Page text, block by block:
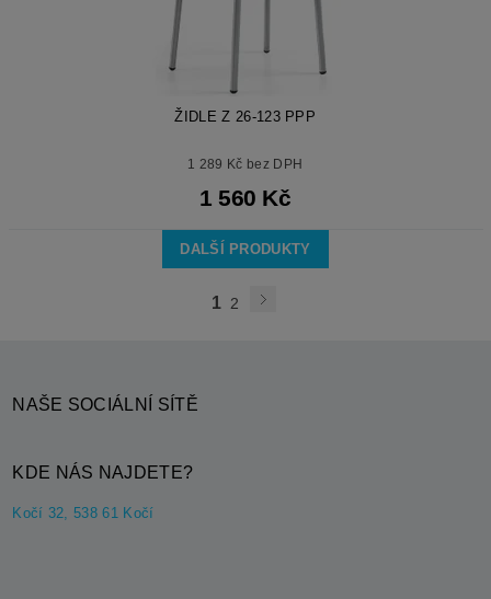
ŽIDLE Z 26-123 PPP
1 289 Kč bez DPH
1 560 Kč
DALŠÍ PRODUKTY
1 2
NAŠE SOCIÁLNÍ SÍTĚ
KDE NÁS NAJDETE?
Kočí 32, 538 61 Kočí